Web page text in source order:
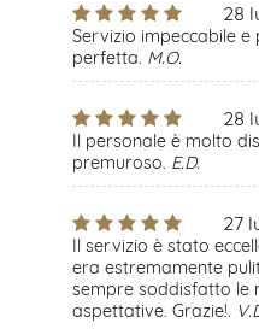
28
Servizio impeccabile e
perfetta. M.O.
28
Il personale è molto
premuroso. E.D.
27
Il servizio è stato
era estremamente
sempre soddisfatto le
aspettative. Grazie!.